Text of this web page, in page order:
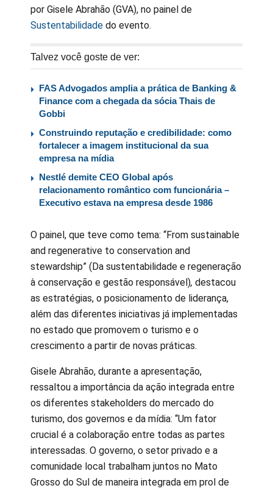
por Gisele Abrahão (GVA), no painel de
Sustentabilidade do evento.
Talvez você goste de ver:
FAS Advogados amplia a prática de Banking &
Finance com a chegada da sócia Thais de
Gobbi
Construindo reputação e credibilidade: como
fortalecer a imagem institucional da sua
empresa na mídia
Nestlé demite CEO Global após
relacionamento romântico com funcionária –
Executivo estava na empresa desde 1986
O painel, que teve como tema: “From sustainable
and regenerative to conservation and
stewardship” (Da sustentabilidade e regeneração
à conservação e gestão responsável), destacou
as estratégias, o posicionamento de liderança,
além das diferentes iniciativas já implementadas
no estado que promovem o turismo e o
crescimento a partir de novas práticas.
Gisele Abrahão, durante a apresentação,
ressaltou a importância da ação integrada entre
os diferentes stakeholders do mercado do
turismo, dos governos e da mídia: “Um fator
crucial é a colaboração entre todas as partes
interessadas. O governo, o setor privado e a
comunidade local trabalham juntos no Mato
Grosso do Sul de maneira integrada em prol de